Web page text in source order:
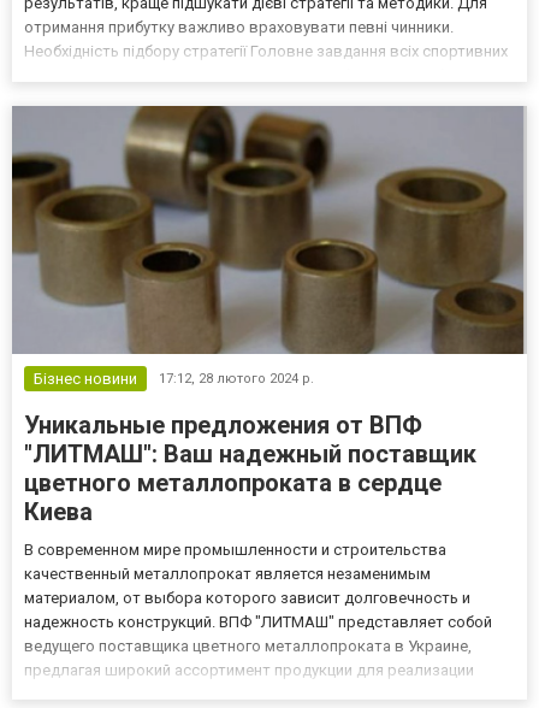
отримання прибутку важливо враховувати певні чинники.
Необхідність підбору стратегії Головне завдання всіх спортивних
Бізнес новини 17:12, 28 лютого 2024 р.
Уникальные предложения от ВПФ
"ЛИТМАШ": Ваш надежный поставщик
цветного металлопроката в сердце
Киева
В современном мире промышленности и строительства
качественный металлопрокат является незаменимым
материалом, от выбора которого зависит долговечность и
надежность конструкций. ВПФ "ЛИТМАШ" представляет собой
ведущего поставщика цветного металлопроката в Украине,
предлагая широкий ассортимент продукции для реализации